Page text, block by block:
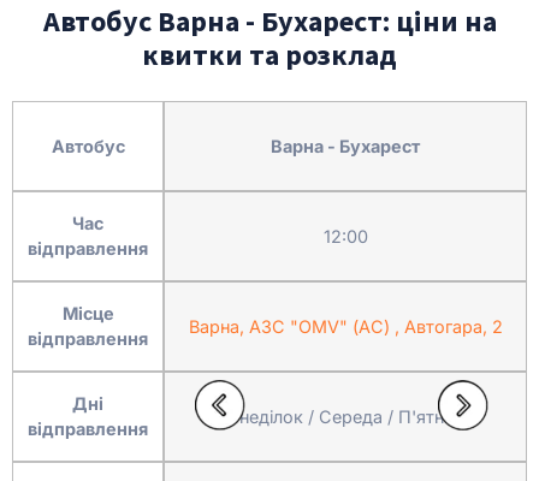
Автобус Варна - Бухарест: ціни на
квитки та розклад
Автобус
Час
відправлення
Місце
відправлення
Дні
відправлення
Варна - Бухарест
12:00
Варна, АЗС "ОМV" (АС) , Автогара, 2
Понеділок / Середа / П'ятниця